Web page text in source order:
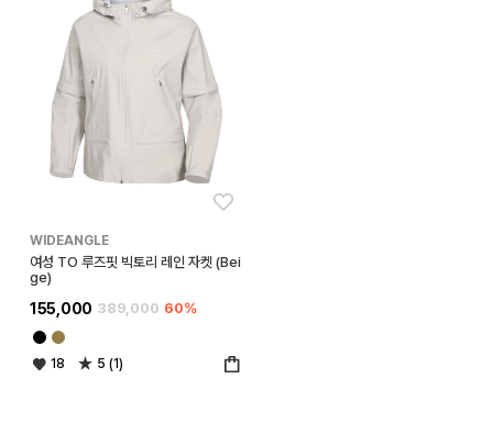
WIDEANGLE
여성 TO 루즈핏 빅토리 레인 자켓 (Bei
ge)
155,000 389,000 60%
18 5 (1)